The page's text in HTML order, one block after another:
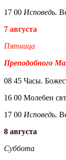
17 00 Исповедь.
7 августа
Пятница
Преподобного
08 45 Часы.
16 00 Молебен
17 00 Исповедь.
8 августа
Суббота